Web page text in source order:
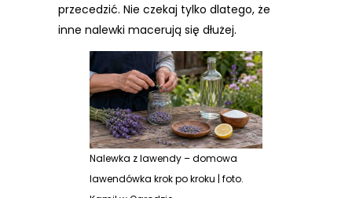
przecedzić. Nie czekaj tylko dlatego, że
inne nalewki macerują się dłużej.
Nalewka z lawendy – domowa
lawendówka krok po kroku | foto.